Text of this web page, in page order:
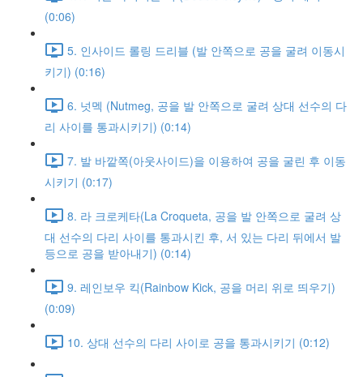
(0:06)
5. 인사이드 롤링 드리블 (발 안쪽으로 공을 굴려 이동시
키기) (0:16)
6. 넛멕 (Nutmeg, 공을 발 안쪽으로 굴려 상대 선수의 다
리 사이를 통과시키기) (0:14)
7. 발 바깥쪽(아웃사이드)을 이용하여 공을 굴린 후 이동
시키기 (0:17)
8. 라 크로케타(La Croqueta, 공을 발 안쪽으로 굴려 상
대 선수의 다리 사이를 통과시킨 후, 서 있는 다리 뒤에서 발
등으로 공을 받아내기) (0:14)
9. 레인보우 킥(Rainbow Kick, 공을 머리 위로 띄우기)
(0:09)
10. 상대 선수의 다리 사이로 공을 통과시키기 (0:12)